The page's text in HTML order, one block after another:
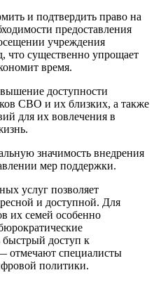
и подтвердить право на
предоставления
учреждения
что существенно упрощает
время.
доступности
СВО и их близких, а также
для их вовлечения в
значимость внедрения
мер поддержки.
услуг позволяет
и доступной. Для
их семей особенно
быстрый доступ к
отмечают специалисты
политики.